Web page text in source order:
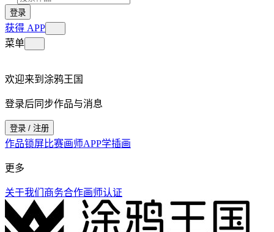
登录
获得 APP
菜单
欢迎来到涂鸦王国
登录后同步作品与消息
登录 / 注册
作品锁屏比赛画师APP学插画
更多
关于我们 商务合作画师认证